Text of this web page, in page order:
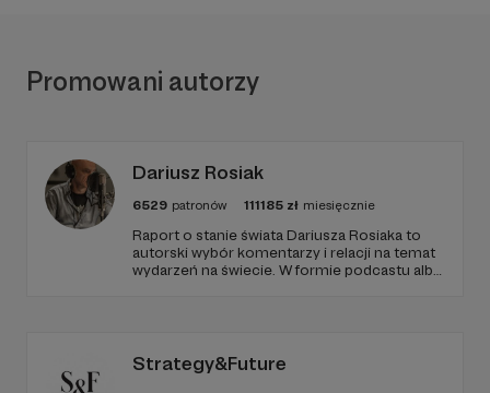
Promowani autorzy
Dariusz Rosiak
6529 patronów 111185 zł miesięcznie
Raport o stanie świata Dariusza Rosiaka to
autorski wybór komentarzy i relacji na temat
wydarzeń na świecie. W formie podcastu albo
Strategy&Future